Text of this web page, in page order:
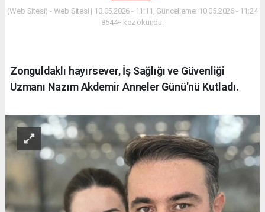
(Web Sitesi) - Web Sitesi | 10.05.2026 - 11:11, Güncelleme: 10.05.2026 - 11:24
8544+ kez okundu.
Zonguldaklı hayırsever, İş Sağlığı ve Güvenliği
Uzmanı Nazım Akdemir Anneler Günü'nü Kutladı.